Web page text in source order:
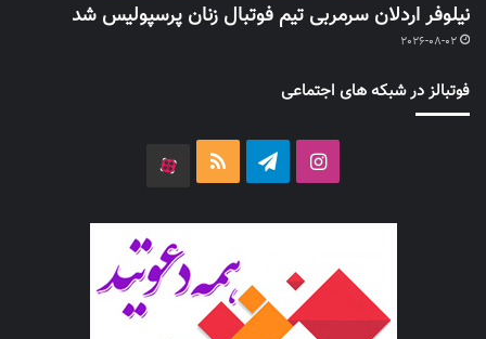
نیلوفر اردلان سرمربی تیم فوتبال زنان پرسپولیس شد
2026-08-02
فوتبالز در شبکه های اجتماعی
اینستاگرامتلگرام خوراک